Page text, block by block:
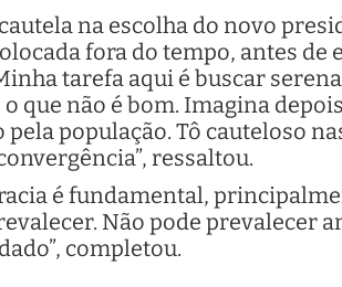
na escolha do novo
fora do tempo, antes
tarefa aqui é buscar
que não é bom. Imagina
população. Tô cauteloso
ressaltou.
é fundamental,
Não pode prevalecer
completou.